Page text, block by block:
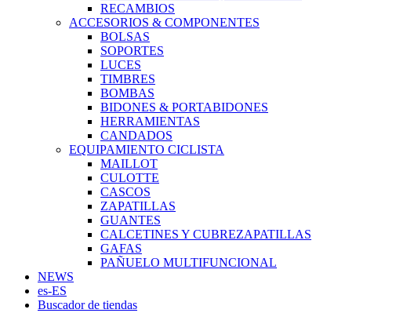
RECAMBIOS
ACCESORIOS & COMPONENTES
BOLSAS
SOPORTES
LUCES
TIMBRES
BOMBAS
BIDONES & PORTABIDONES
HERRAMIENTAS
CANDADOS
EQUIPAMIENTO CICLISTA
MAILLOT
CULOTTE
CASCOS
ZAPATILLAS
GUANTES
CALCETINES Y CUBREZAPATILLAS
GAFAS
PAÑUELO MULTIFUNCIONAL
NEWS
es-ES
Buscador de tiendas